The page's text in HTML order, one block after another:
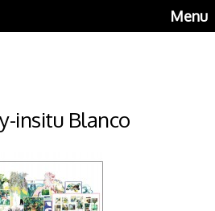
Menu
insitu Blanco